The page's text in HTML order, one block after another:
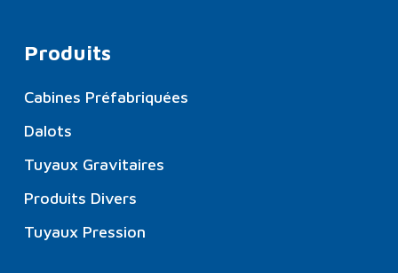
Produits
Cabines Préfabriquées
Dalots
Tuyaux Gravitaires
Produits Divers
Tuyaux Pression